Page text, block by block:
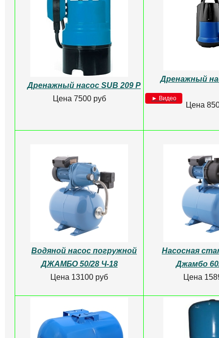
Дренажный насос SUB 209 P
Цена 7500 руб
Дренажный
► Видео
Цена
Водяной насос погружной
ДЖАМБО 50/28 Ч-18
Цена 13100 руб
Насосная
Джамбо
Цена